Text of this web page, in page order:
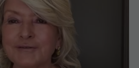
secretele anti-aging la